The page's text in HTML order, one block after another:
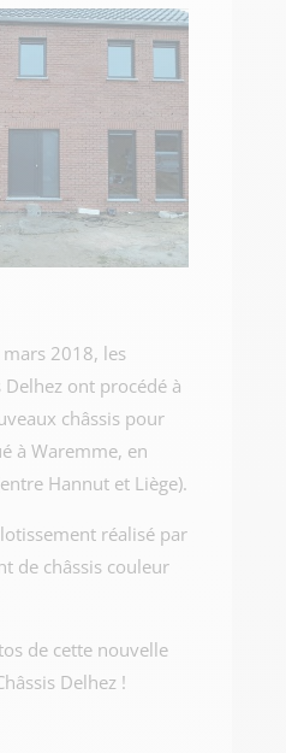
2018, les
Delhez ont procédé à
châssis pour
à Waremme, en
Hannut et Liège).
réalisé par
de châssis couleur
de cette nouvelle
Delhez !